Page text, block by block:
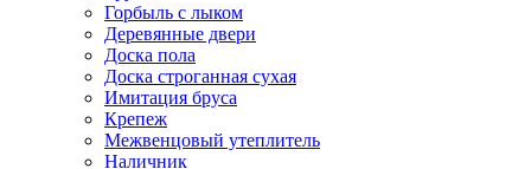
Горбыль с лыком
Деревянные двери
Доска пола
Доска строганная сухая
Имитация бруса
Крепеж
Межвенцовый утеплитель
Наличник